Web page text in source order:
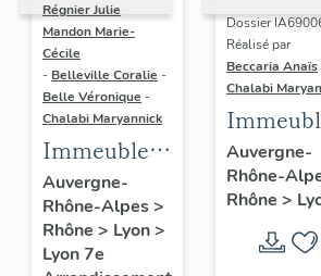
Régnier Julie
Mandon Marie-
Cécile
- Belleville Coralie -
Belle Véronique -
Chalabi Maryannick
Immeubles
du secteur
d'étude La
Guillotière
Auvergne-
Rhône-Alpes>
Rhône > Lyon>
Lyon 7e
Dossier
Réalisé par
Beccaria Anaïs
Chalabi
des
Trente
rive
Auvergne-
Rhône-
Rhône >